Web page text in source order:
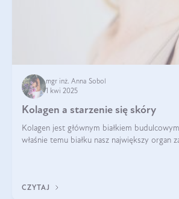
mgr inż. Anna Sobol
1 kwi 2025
Kolagen a starzenie się skóry
Kolagen jest głównym białkiem
właśnie temu białku nasz największy organ
CZYTAJ